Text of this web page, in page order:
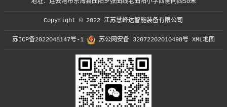
地址：连云港市东海县曲阳乡张曲线老曲阳小学西侧向西50米
Copyright © 2022 江苏慧峰达智能装备有限公司
苏ICP备2022048147号-1 苏公网安备 32072202010498号 XML地图